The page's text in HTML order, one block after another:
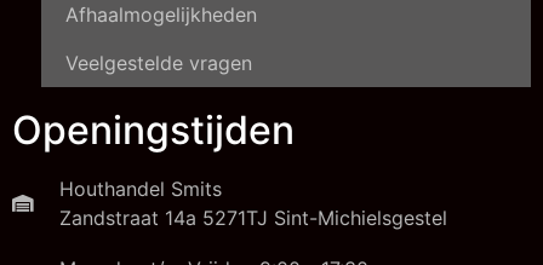
Afhaalmogelijkheden
Veelgestelde vragen
Openingstijden
Houthandel Smits
Zandstraat 14a 5271TJ Sint-Michielsgestel